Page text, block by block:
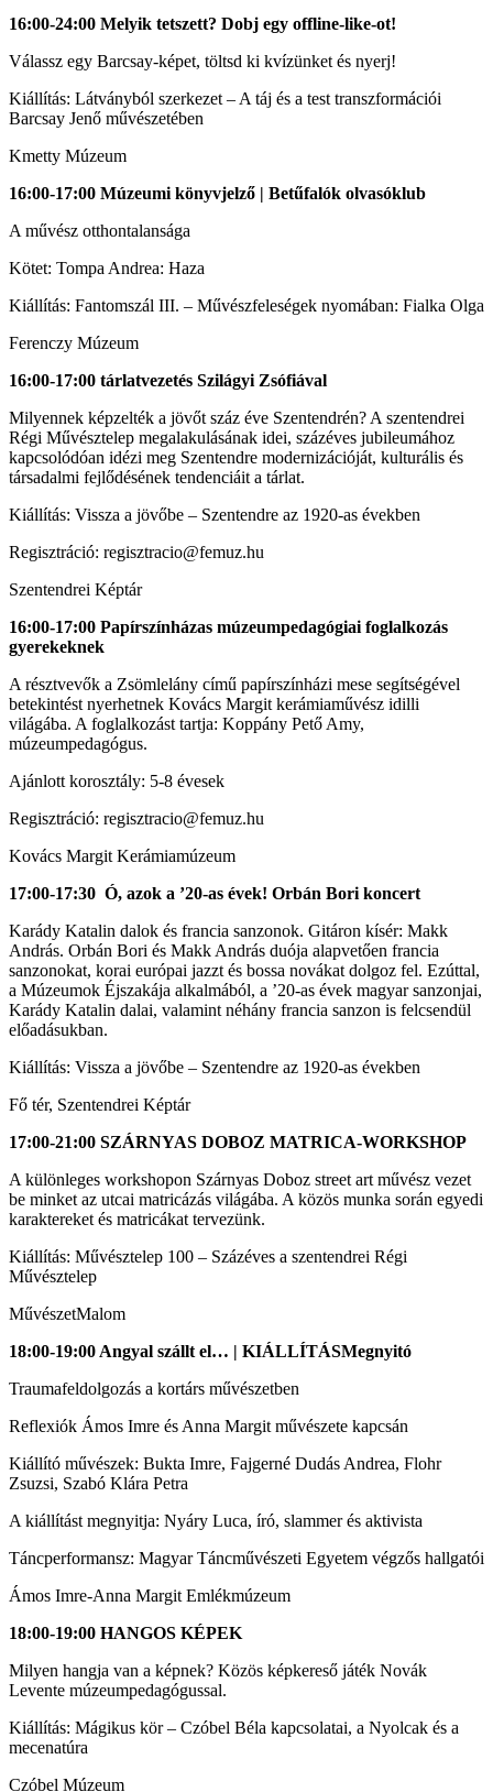
16:00-24:00 Melyik tetszett? Dobj egy offline-like-ot!
Válassz egy Barcsay-képet, töltsd ki kvízünket és nyerj!
Kiállítás: Látványból szerkezet – A táj és a test transzformációi
Barcsay Jenő művészetében
Kmetty Múzeum
16:00-17:00 Múzeumi könyvjelző | Betűfalók olvasóklub
A művész otthontalansága
Kötet: Tompa Andrea: Haza
Kiállítás: Fantomszál III. – Művészfeleségek nyomában: Fialka Olga
Ferenczy Múzeum
16:00-17:00 tárlatvezetés Szilágyi Zsófiával
Milyennek képzelték a jövőt száz éve Szentendrén? A szentendrei
Régi Művésztelep megalakulásának idei, százéves jubileumához
kapcsolódóan idézi meg Szentendre modernizációját, kulturális és
társadalmi fejlődésének tendenciáit a tárlat.
Kiállítás: Vissza a jövőbe – Szentendre az 1920-as években
Regisztráció: regisztracio@femuz.hu
Szentendrei Képtár
16:00-17:00 Papírszínházas múzeumpedagógiai foglalkozás
gyerekeknek
A résztvevők a Zsömlelány című papírszínházi mese segítségével
betekintést nyerhetnek Kovács Margit kerámiaművész idilli
világába. A foglalkozást tartja: Koppány Pető Amy,
múzeumpedagógus.
Ajánlott korosztály: 5-8 évesek
Regisztráció: regisztracio@femuz.hu
Kovács Margit Kerámiamúzeum
17:00-17:30 Ó, azok a ’20-as évek! Orbán Bori koncert
Karády Katalin dalok és francia sanzonok. Gitáron kísér: Makk
András. Orbán Bori és Makk András duója alapvetően francia
sanzonokat, korai európai jazzt és bossa novákat dolgoz fel. Ezúttal,
a Múzeumok Éjszakája alkalmából, a ’20-as évek magyar sanzonjai,
Karády Katalin dalai, valamint néhány francia sanzon is felcsendül
előadásukban.
Kiállítás: Vissza a jövőbe – Szentendre az 1920-as években
Fő tér, Szentendrei Képtár
17:00-21:00 SZÁRNYAS DOBOZ MATRICA-WORKSHOP
A különleges workshopon Szárnyas Doboz street art művész vezet
be minket az utcai matricázás világába. A közös munka során egyedi
karaktereket és matricákat tervezünk.
Kiállítás: Művésztelep 100 – Százéves a szentendrei Régi
Művésztelep
MűvészetMalom
18:00-19:00 Angyal szállt el… | KIÁLLÍTÁSMegnyitó
Traumafeldolgozás a kortárs művészetben
Reflexiók Ámos Imre és Anna Margit művészete kapcsán
Kiállító művészek: Bukta Imre, Fajgerné Dudás Andrea, Flohr
Zsuzsi, Szabó Klára Petra
A kiállítást megnyitja: Nyáry Luca, író, slammer és aktivista
Táncperformansz: Magyar Táncművészeti Egyetem végzős hallgatói
Ámos Imre-Anna Margit Emlékmúzeum
18:00-19:00 HANGOS KÉPEK
Milyen hangja van a képnek? Közös képkereső játék Novák
Levente múzeumpedagógussal.
Kiállítás: Mágikus kör – Czóbel Béla kapcsolatai, a Nyolcak és a
mecenatúra
Czóbel Múzeum